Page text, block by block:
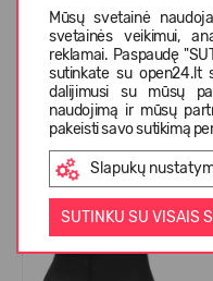
Mūsų svetainė
svetainės veikimui,
reklamai. Paspaudę
sutinkate su open24.lt
dalijimusi su mūsų
naudojimą ir mūsų
pakeisti savo sutikimą
Slapukų
SUTINKU SU VISAIS
KLIENTŲ ATSILIEPIMAI (1)
-71%